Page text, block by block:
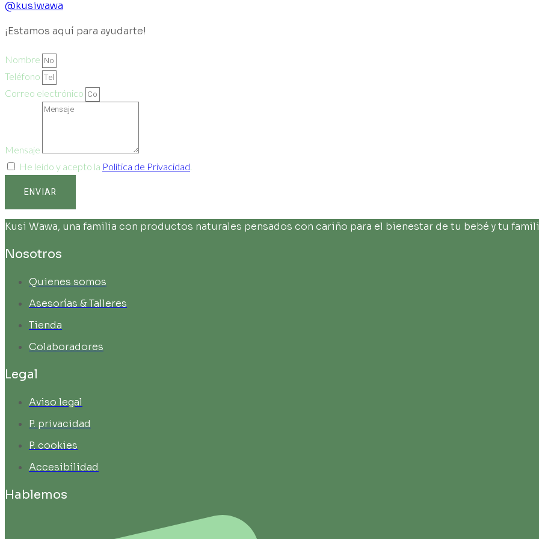
@kusiwawa
¡Estamos aquí para ayudarte!
Nombre
Teléfono
Correo electrónico
Mensaje
He leído y acepto la Política de Privacidad.
ENVIAR
Kusi Wawa, una familia con productos naturales pensados con cariño para el bienestar de tu bebé y tu
Nosotros
Quienes somos
Asesorías & Talleres
Tienda
Colaboradores
Legal
Aviso legal
P. privacidad
P. cookies
Accesibilidad
Hablemos